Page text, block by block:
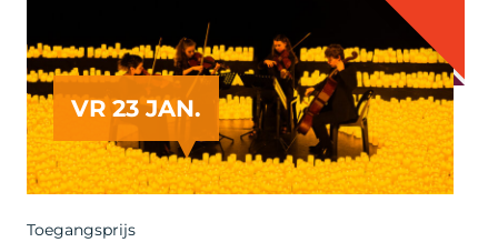
VR 23 JAN.
Copyright Fever Labs Inc.
Toegangsprijs